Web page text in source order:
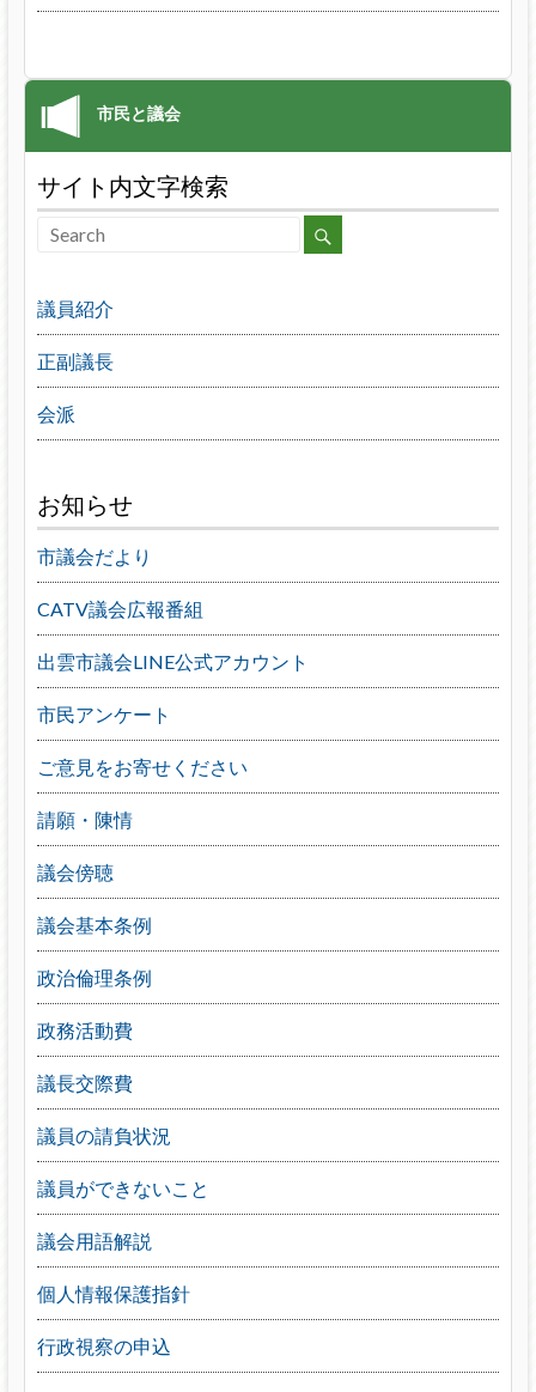
サイト内文字検索
議員紹介
正副議長
会派
お知らせ
市議会だより
CATV議会広報番組
出雲市議会LINE公式アカウント
市民アンケート
ご意見をお寄せください
請願・陳情
議会傍聴
議会基本条例
政治倫理条例
政務活動費
議長交際費
議員の請負状況
議員ができないこと
議会用語解説
個人情報保護指針
行政視察の申込